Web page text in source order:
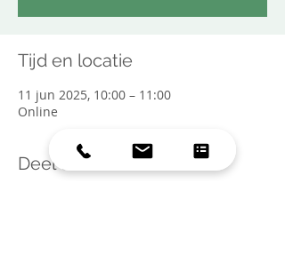
Tijd en locatie
11 jun 2025, 10:00 – 11:00
Online
Deel dit evenement